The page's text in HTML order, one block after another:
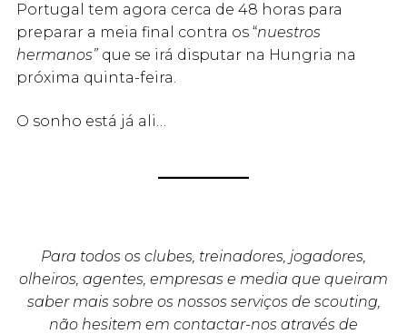
Portugal tem agora cerca de 48 horas para
preparar a meia final contra os “nuestros
hermanos” que se irá disputar na Hungria na
próxima quinta-feira.
O sonho está já ali…
Para todos os clubes, treinadores, jogadores,
olheiros, agentes, empresas e media que queiram
saber mais sobre os nossos serviços de scouting,
não hesitem em contactar-nos através de